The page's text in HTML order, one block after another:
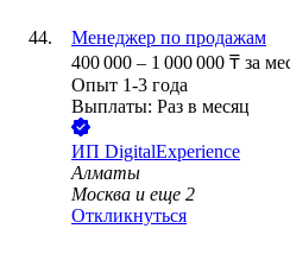
Менеджер по продажам
400 000 – 1 000 000 ₸ за
Опыт 1-3 года
Выплаты: Раз в месяц
ИП DigitalExperience
Алматы
Москва и еще 2
Откликнуться